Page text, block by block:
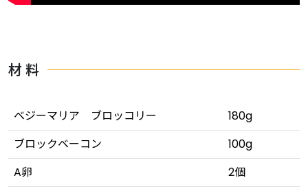
材 料
ベジーマリア ブロッコリー
180g
ブロックベーコン
100g
A卵
2個